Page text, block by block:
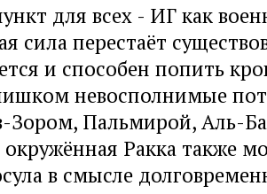
для всех - ИГ как
сила перестаёт
и способен попить
невосполнимые
Зором, Пальмирой, Аль-
Ракка также
в смысле